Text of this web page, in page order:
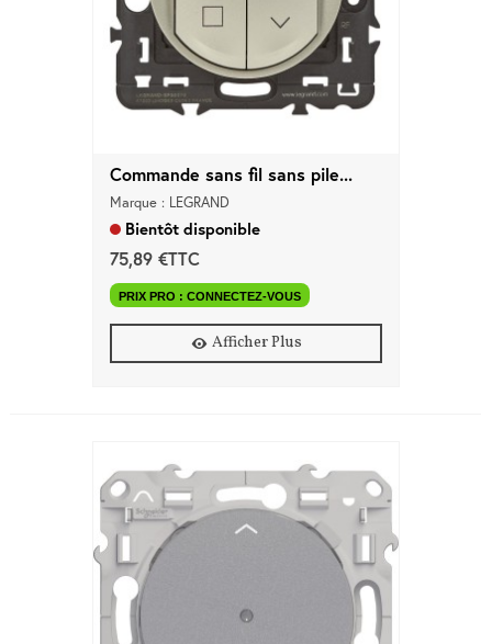
Commande sans fil sans pile...
Marque : LEGRAND
Bientôt disponible
75,89 €TTC
PRIX PRO : CONNECTEZ-VOUS
Afficher Plus